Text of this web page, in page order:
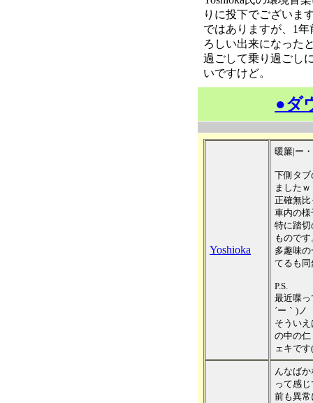
りに投下でございま
ではありますが、1
ろしい出来になった
過ごして乗り過ごし
いですけど。
●ダ
Yoshioka
暖簾|ー
下側タ
ましたｗ
正確無
車内の
特に踏切
ものです
多趣味
てるも
P.S.
最近喋
´ー｀)ノ
そうい
の中の
ェキで
んなば
って感
前も異